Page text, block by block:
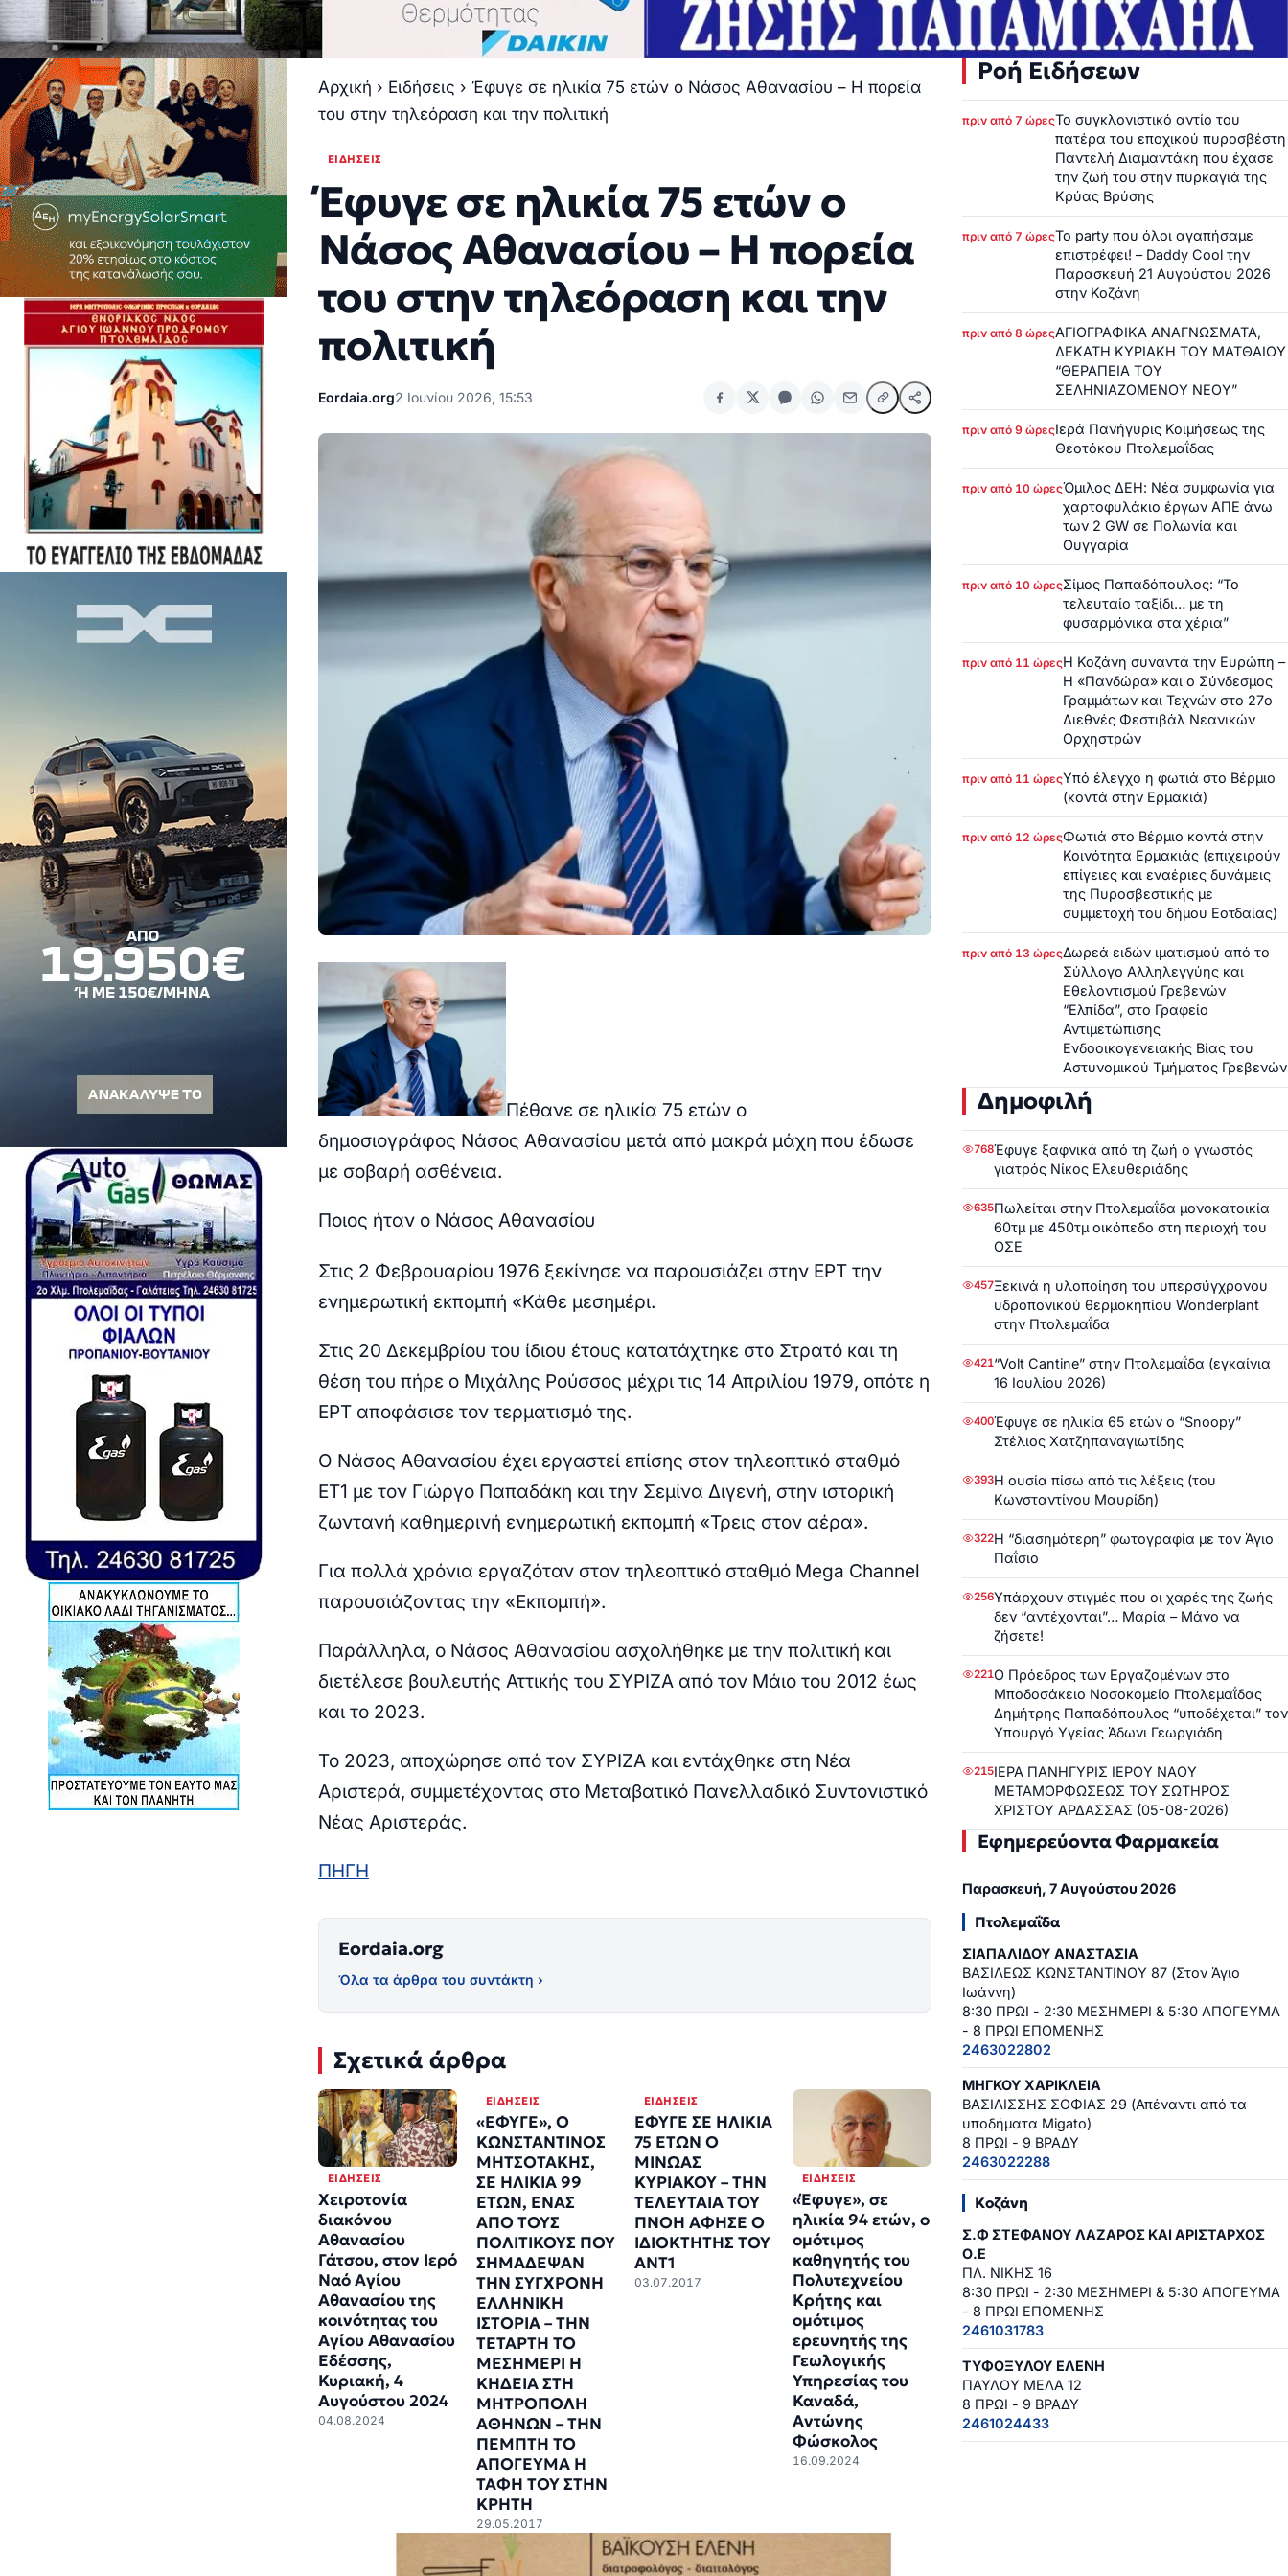
Αρχική › Ειδήσεις › Έφυγε σε ηλικία 75 ετών ο Νάσος Αθανασίου – Η πορεία
του στην τηλεόραση και την πολιτική
ΕΙΔΉΣΕΙΣ
Έφυγε σε ηλικία 75 ετών ο
Νάσος Αθανασίου – Η πορεία
του στην τηλεόραση και την
πολιτική
Eordaia.org2 Ιουνίου 2026, 15:53
Πέθανε σε ηλικία 75 ετών ο
δημοσιογράφος Νάσος Αθανασίου μετά από μακρά μάχη που έδωσε
με σοβαρή ασθένεια.
Ποιος ήταν ο Νάσος Αθανασίου
Στις 2 Φεβρουαρίου 1976 ξεκίνησε να παρουσιάζει στην ΕΡΤ την
ενημερωτική εκπομπή «Κάθε μεσημέρι.
Στις 20 Δεκεμβρίου του ίδιου έτους κατατάχτηκε στο Στρατό και τη
θέση του πήρε ο Μιχάλης Ρούσσος μέχρι τις 14 Απριλίου 1979, οπότε η
ΕΡΤ αποφάσισε τον τερματισμό της.
Ο Νάσος Αθανασίου έχει εργαστεί επίσης στον τηλεοπτικό σταθμό
ΕΤ1 με τον Γιώργο Παπαδάκη και την Σεμίνα Διγενή, στην ιστορική
ζωντανή καθημερινή ενημερωτική εκπομπή «Τρεις στον αέρα».
Για πολλά χρόνια εργαζόταν στον τηλεοπτικό σταθμό Mega Channel
παρουσιάζοντας την «Εκπομπή».
Παράλληλα, ο Νάσος Αθανασίου ασχολήθηκε με την πολιτική και
διετέλεσε βουλευτής Αττικής του ΣΥΡΙΖΑ από τον Μάιο του 2012 έως
και το 2023.
Το 2023, αποχώρησε από τον ΣΥΡΙΖΑ και εντάχθηκε στη Νέα
Αριστερά, συμμετέχοντας στο Μεταβατικό Πανελλαδικό Συντονιστικό
Νέας Αριστεράς.
ΠΗΓΗ
Eordaia.org
Όλα τα άρθρα του συντάκτη ›
Σχετικά άρθρα
ΕΙΔΉΣΕΙΣ
Χειροτονία
διακόνου
Αθανασίου
Γάτσου, στον Ιερό
Ναό Αγίου
Αθανασίου της
κοινότητας του
Αγίου Αθανασίου
Εδέσσης,
Κυριακή, 4
Αυγούστου 2024
04.08.2024
ΕΙΔΉΣΕΙΣ
«ΕΦΥΓΕ», Ο
ΚΩΝΣΤΑΝΤΙΝΟΣ
ΜΗΤΣΟΤΑΚΗΣ,
ΣΕ ΗΛΙΚΙΑ 99
ΕΤΩΝ, ΕΝΑΣ
ΑΠΟ ΤΟΥΣ
ΠΟΛΙΤΙΚΟΥΣ ΠΟΥ
ΣΗΜΑΔΕΨΑΝ
ΤΗΝ ΣΥΓΧΡΟΝΗ
ΕΛΛΗΝΙΚΗ
ΙΣΤΟΡΙΑ – ΤΗΝ
ΤΕΤΑΡΤΗ ΤΟ
ΜΕΣΗΜΕΡΙ Η
ΚΗΔΕΙΑ ΣΤΗ
ΜΗΤΡΟΠΟΛΗ
ΑΘΗΝΩΝ – ΤΗΝ
ΠΕΜΠΤΗ ΤΟ
ΑΠΟΓΕΥΜΑ Η
ΤΑΦΗ ΤΟΥ ΣΤΗΝ
ΚΡΗΤΗ
29.05.2017
ΕΙΔΉΣΕΙΣ
ΕΦΥΓΕ ΣΕ ΗΛΙΚΙΑ
75 ΕΤΩΝ Ο
ΜΙΝΩΑΣ
ΚΥΡΙΑΚΟΥ – ΤΗΝ
ΤΕΛΕΥΤΑΙΑ ΤΟΥ
ΠΝΟΗ ΑΦΗΣΕ Ο
ΙΔΙΟΚΤΗΤΗΣ ΤΟΥ
ΑΝΤ1
03.07.2017
ΕΙΔΉΣΕΙΣ
«Έφυγε», σε
ηλικία 94 ετών, ο
ομότιμος
καθηγητής του
Πολυτεχνείου
Κρήτης και
ομότιμος
ερευνητής της
Γεωλογικής
Υπηρεσίας του
Καναδά,
Αντώνης
Φώσκολος
16.09.2024
Ροή Ειδήσεων
πριν από 7 ώρεςΤο συγκλονιστικό αντίο του
πατέρα του εποχικού πυροσβέστη
Παντελή Διαμαντάκη που έχασε
την ζωή του στην πυρκαγιά της
Κρύας Βρύσης
πριν από 7 ώρεςΤο party που όλοι αγαπήσαμε
επιστρέφει! – Daddy Cool την
Παρασκευή 21 Αυγούστου 2026
στην Κοζάνη
πριν από 8 ώρεςΑΓΙΟΓΡΑΦΙΚΑ ΑΝΑΓΝΩΣΜΑΤΑ,
ΔΕΚΑΤΗ ΚΥΡΙΑΚΗ ΤΟΥ ΜΑΤΘΑΙΟΥ
“ΘΕΡΑΠΕΙΑ ΤΟΥ
ΣΕΛΗΝΙΑΖΟΜΕΝΟΥ ΝΕΟΥ”
πριν από 9 ώρεςΙερά Πανήγυρις Κοιμήσεως της
Θεοτόκου Πτολεμαΐδας
πριν από 10 ώρεςΌμιλος ΔΕΗ: Νέα συμφωνία για
χαρτοφυλάκιο έργων ΑΠΕ άνω
των 2 GW σε Πολωνία και
Ουγγαρία
πριν από 10 ώρεςΣίμος Παπαδόπουλος: “Το
τελευταίο ταξίδι… με τη
φυσαρμόνικα στα χέρια”
πριν από 11 ώρεςΗ Κοζάνη συναντά την Ευρώπη –
Η «Πανδώρα» και ο Σύνδεσμος
Γραμμάτων και Τεχνών στο 27ο
Διεθνές Φεστιβάλ Νεανικών
Ορχηστρών
πριν από 11 ώρεςΥπό έλεγχο η φωτιά στο Βέρμιο
(κοντά στην Ερμακιά)
πριν από 12 ώρεςΦωτιά στο Βέρμιο κοντά στην
Κοινότητα Ερμακιάς (επιχειρούν
επίγειες και εναέριες δυνάμεις
της Πυροσβεστικής με
συμμετοχή του δήμου Εοτδαίας)
πριν από 13 ώρεςΔωρεά ειδών ιματισμού από το
Σύλλογο Αλληλεγγύης και
Εθελοντισμού Γρεβενών
“Ελπίδα”, στο Γραφείο
Αντιμετώπισης
Ενδοοικογενειακής Βίας του
Αστυνομικού Τμήματος Γρεβενών
Δημοφιλή
768Έφυγε ξαφνικά από τη ζωή ο γνωστός
γιατρός Νίκος Ελευθεριάδης
635Πωλείται στην Πτολεμαΐδα μονοκατοικία
60τμ με 450τμ οικόπεδο στη περιοχή του
ΟΣΕ
457Ξεκινά η υλοποίηση του υπερσύγχρονου
υδροπονικού θερμοκηπίου Wonderplant
στην Πτολεμαΐδα
421“Volt Cantine” στην Πτολεμαΐδα (εγκαίνια
16 Ιουλίου 2026)
400Έφυγε σε ηλικία 65 ετών ο “Snoopy”
Στέλιος Χατζηπαναγιωτίδης
393Η ουσία πίσω από τις λέξεις (του
Κωνσταντίνου Μαυρίδη)
322Η “διασημότερη” φωτογραφία με τον Άγιο
Παΐσιο
256Υπάρχουν στιγμές που οι χαρές της ζωής
δεν “αντέχονται”… Μαρία – Μάνο να
ζήσετε!
221Ο Πρόεδρος των Εργαζομένων στο
Μποδοσάκειο Νοσοκομείο Πτολεμαΐδας
Δημήτρης Παπαδόπουλος “υποδέχεται” τον
Υπουργό Υγείας Άδωνι Γεωργιάδη
215ΙΕΡΑ ΠΑΝΗΓΥΡΙΣ ΙΕΡΟΥ ΝΑΟΥ
ΜΕΤΑΜΟΡΦΩΣΕΩΣ ΤΟΥ ΣΩΤΗΡΟΣ
ΧΡΙΣΤΟΥ ΑΡΔΑΣΣΑΣ (05-08-2026)
Εφημερεύοντα Φαρμακεία
Παρασκευή, 7 Αυγούστου 2026
Πτολεμαΐδα
ΣΙΑΠΑΛΙΔΟΥ ΑΝΑΣΤΑΣΙΑ
ΒΑΣΙΛΕΩΣ ΚΩΝΣΤΑΝΤΙΝΟΥ 87 (Στον Άγιο
Ιωάννη)
8:30 ΠΡΩΙ - 2:30 ΜΕΣΗΜΕΡΙ & 5:30 ΑΠΟΓΕΥΜΑ
- 8 ΠΡΩΙ ΕΠΟΜΕΝΗΣ
2463022802
ΜΗΓΚΟΥ ΧΑΡΙΚΛΕΙΑ
ΒΑΣΙΛΙΣΣΗΣ ΣΟΦΙΑΣ 29 (Απέναντι από τα
υποδήματα Migato)
8 ΠΡΩΙ - 9 ΒΡΑΔΥ
2463022288
Κοζάνη
Σ.Φ ΣΤΕΦΑΝΟΥ ΛΑΖΑΡΟΣ ΚΑΙ ΑΡΙΣΤΑΡΧΟΣ
Ο.Ε
ΠΛ. ΝΙΚΗΣ 16
8:30 ΠΡΩΙ - 2:30 ΜΕΣΗΜΕΡΙ & 5:30 ΑΠΟΓΕΥΜΑ
- 8 ΠΡΩΙ ΕΠΟΜΕΝΗΣ
2461031783
ΤΥΦΟΞΥΛΟΥ ΕΛΕΝΗ
ΠΑΥΛΟΥ ΜΕΛΑ 12
8 ΠΡΩΙ - 9 ΒΡΑΔΥ
2461024433